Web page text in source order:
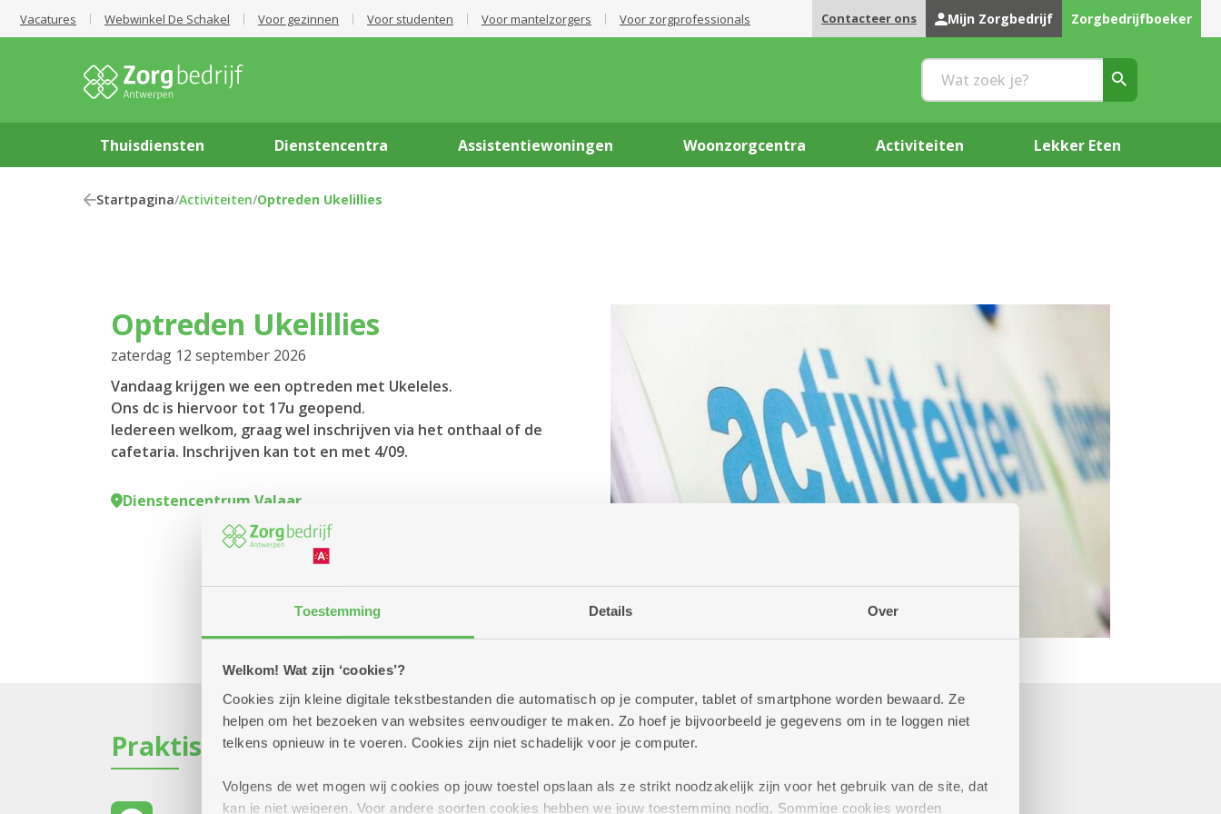
Toestemming Details Over
Welkom! Wat zijn ‘cookies’?
Cookies zijn kleine digitale tekstbestanden die automatisch op je computer, tablet of smartphone worden bewaard. Ze
helpen om het bezoeken van websites eenvoudiger te maken. Zo hoef je bijvoorbeeld je gegevens om in te loggen niet
telkens opnieuw in te voeren. Cookies zijn niet schadelijk voor je computer.
Volgens de wet mogen wij cookies op jouw toestel opslaan als ze strikt noodzakelijk zijn voor het gebruik van de site, dat
kan je niet weigeren. Voor andere soorten cookies hebben we jouw toestemming nodig. Sommige cookies worden
Vacatures Webwinkel De Schakel Voor gezinnen Voor studenten Voor mantelzorgers Voor zorgprofessionals Contacteer ons Mijn Zorgbedrijf Zorgbedrijfboeker
Thuisdiensten Dienstencentra Assistentiewoningen Woonzorgcentra Activiteiten Lekker Eten
Startpagina/Activiteiten/Optreden Ukelillies
Optreden Ukelillies
zaterdag 12 september 2026
Vandaag krijgen we een optreden met Ukeleles.
Ons dc is hiervoor tot 17u geopend.
Iedereen welkom, graag wel inschrijven via het onthaal of de
cafetaria. Inschrijven kan tot en met 4/09.
Dienstencentrum Valaar
Praktisch